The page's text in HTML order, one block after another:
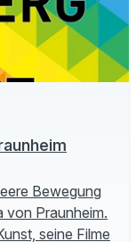
Bewegung
von Praunheim.
seine Filme